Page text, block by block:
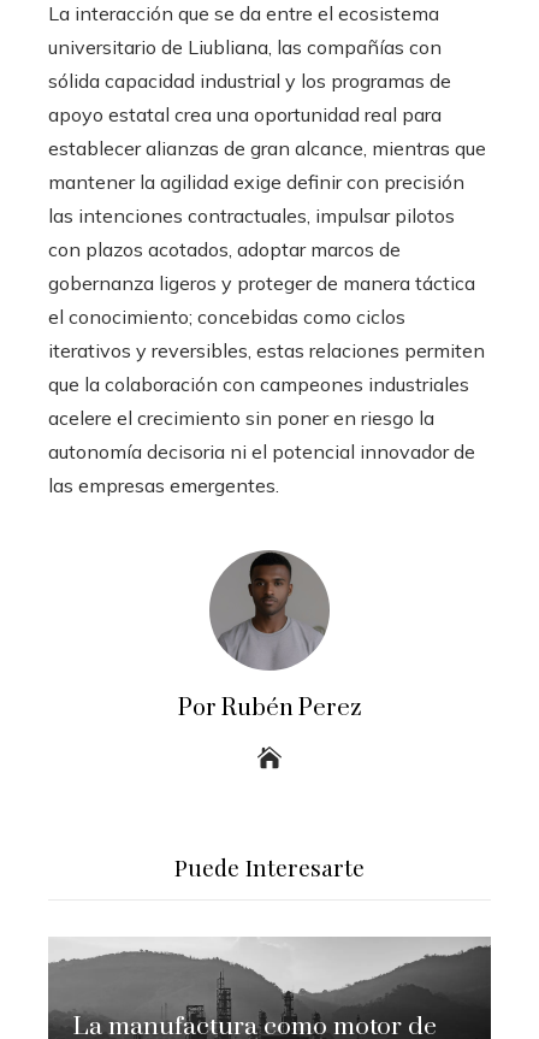
La interacción que se da entre el ecosistema
universitario de Liubliana, las compañías con
sólida capacidad industrial y los programas de
apoyo estatal crea una oportunidad real para
establecer alianzas de gran alcance, mientras que
mantener la agilidad exige definir con precisión
las intenciones contractuales, impulsar pilotos
con plazos acotados, adoptar marcos de
gobernanza ligeros y proteger de manera táctica
el conocimiento; concebidas como ciclos
iterativos y reversibles, estas relaciones permiten
que la colaboración con campeones industriales
acelere el crecimiento sin poner en riesgo la
autonomía decisoria ni el potencial innovador de
las empresas emergentes.
Por Rubén Perez
Puede Interesarte
La manufactura como motor de